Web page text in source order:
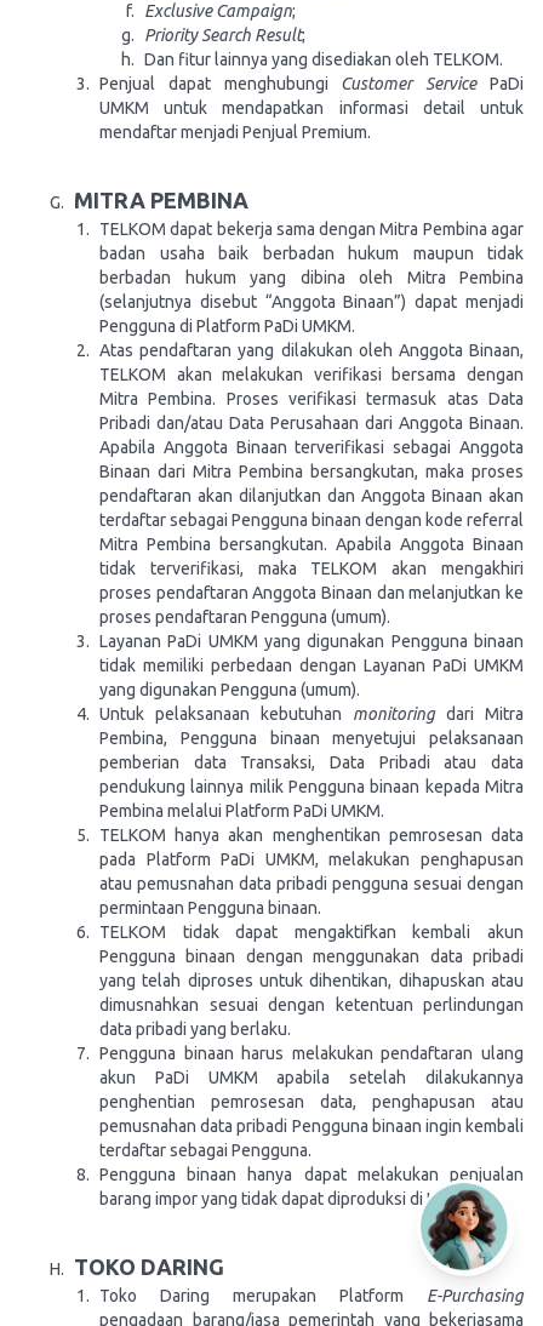
Exclusive Campaign;
Priority Search Result;
Dan fitur lainnya yang disediakan oleh TELKOM.
Penjual dapat menghubungi Customer ServicePaDi
UMKM untuk mendapatkan informasi detail untuk
mendaftar menjadi Penjual Premium.
MITRA PEMBINA
TELKOM dapat bekerja sama dengan Mitra Pembina agar
badan usaha baik berbadan hukum maupun tidak
berbadan hukum yang dibina oleh Mitra Pembina
(selanjutnya disebut “Anggota Binaan”) dapat menjadi
Pengguna di Platform PaDi UMKM.
Atas pendaftaran yang dilakukan oleh Anggota Binaan,
TELKOM akan melakukan verifikasi bersama dengan
Mitra Pembina. Proses verifikasi termasuk atas Data
Pribadi dan/atau Data Perusahaan dari Anggota Binaan.
Apabila Anggota Binaan terverifikasi sebagai Anggota
Binaan dari Mitra Pembina bersangkutan, maka proses
pendaftaran akan dilanjutkan dan Anggota Binaan akan
terdaftar sebagai Pengguna binaan dengan kode referral
Mitra Pembina bersangkutan. Apabila Anggota Binaan
tidak terverifikasi, maka TELKOM akan mengakhiri
proses pendaftaran Anggota Binaan dan melanjutkan ke
proses pendaftaran Pengguna (umum).
Layanan PaDi UMKM yang digunakan Pengguna binaan
tidak memiliki perbedaan dengan Layanan PaDi UMKM
yang digunakan Pengguna (umum).
Untuk pelaksanaan kebutuhan monitoringdari Mitra
Pembina, Pengguna binaan menyetujui pelaksanaan
pemberian data Transaksi, Data Pribadi atau data
pendukung lainnya milik Pengguna binaan kepada Mitra
Pembina melalui Platform PaDi UMKM.
TELKOM hanya akan menghentikan pemrosesan data
pada Platform PaDi UMKM, melakukan penghapusan
atau pemusnahan data pribadi pengguna sesuai dengan
permintaan Pengguna binaan.
TELKOM tidak dapat mengaktifkan kembali akun
Pengguna binaan dengan menggunakan data pribadi
yang telah diproses untuk dihentikan, dihapuskan atau
dimusnahkan sesuai dengan ketentuan perlindungan
data pribadi yang berlaku.
Pengguna binaan harus melakukan pendaftaran ulang
akun PaDi UMKM apabila setelah dilakukannya
penghentian pemrosesan data, penghapusan atau
pemusnahan data pribadi Pengguna binaan ingin kembali
terdaftar sebagai Pengguna.
Pengguna binaan hanya dapat melakukan penjualan
barang impor yang tidak dapat diproduksi di Indonesia.
TOKO DARING
Toko Daring merupakan Platform E-Purchasing
pengadaan barang/jasa pemerintah yang bekerjasama